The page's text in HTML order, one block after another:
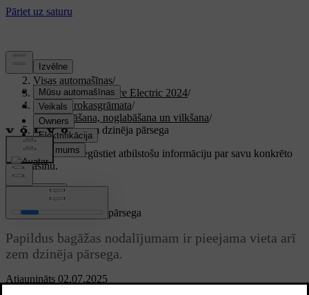
Atbalsts
Visas automašīnas/
XC40 Recharge Pure Electric 2024/
Lietotāja rokasgrāmata/
Uzglabāšana, noglabāšana un vilkšana/
Glabāšana zem dzinēja pārsega
Pielāgots atbalsts Iegūstiet atbilstošu informāciju par savu konkrēto
automašīnu.
Pierakstīties
Atjaunināts 02.07.2025
Glabāšana zem dzinēja pārsega
Papildus bagāžas nodalījumam ir pieejama vieta arī
zem dzinēja pārsega.